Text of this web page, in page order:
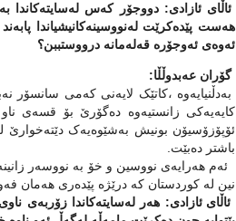
ئاڵای ئازادی: دووجۆر كەس لەسایتەكاندا
هەست پێدەكرێت لەنووسینەكانیشیاندا
ئەوەى ئەوجۆرە قەلەمانە درووستببن؟
گۆران عه‌بدوڵڵا:
به‌دڵنیایه‌وه‌ ،کاتێک لایه‌نی که‌می سانسۆر
کایه‌یه‌کی زانستیه‌وه‌ ده‌گۆرێ بۆ قسه‌ی
ئۆپۆزۆسیۆن بونیش به‌شێوه‌یه‌ک دێته‌خوارێ
باشتر ده‌بێت.
ئه‌م هه‌رایه‌ی نووسین و خۆ به‌ نووسه‌ر
نین له‌ کوردستان که‌ درێژه‌ پێده‌ری هه‌مان
ئاڵای ئازادی: هەر لەسایتەكاندا زۆربەى